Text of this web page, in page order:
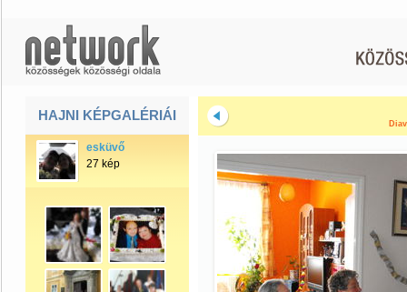
HAJNI KÉPGALÉRIÁI
esküvő
27 kép